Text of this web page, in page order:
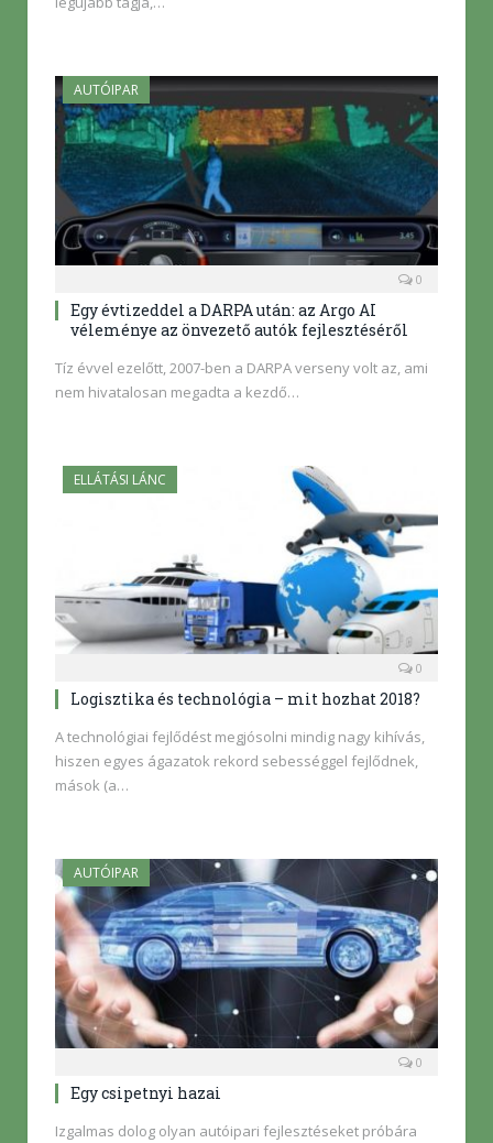
AUTÓIPAR
0
Egy évtizeddel a DARPA után: az Argo AI
véleménye az önvezető autók fejlesztéséről
Tíz évvel ezelőtt, 2007-ben a DARPA verseny volt az, ami
nem hivatalosan megadta a kezdő…
ELLÁTÁSI LÁNC
0
Logisztika és technológia – mit hozhat 2018?
A technológiai fejlődést megjósolni mindig nagy kihívás,
hiszen egyes ágazatok rekord sebességgel fejlődnek,
mások (a…
AUTÓIPAR
0
Egy csipetnyi hazai
Izgalmas dolog olyan autóipari fejlesztéseket próbára